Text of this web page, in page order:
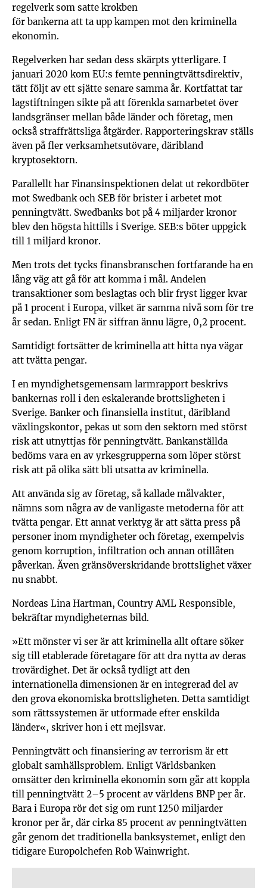
regelverk som satte krokben
för bankerna att ta upp kampen mot den kriminella
ekonomin.
Regelverken har sedan dess skärpts ytterligare. I
januari 2020 kom EU:s femte penningtvättsdirektiv,
tätt följt av ett sjätte senare samma år. Kortfattat tar
lagstiftningen sikte på att förenkla samarbetet över
landsgränser mellan både länder och företag, men
också straffrättsliga åtgärder. Rapporteringskrav ställs
även på fler verksamhetsutövare, däribland
kryptosektorn.
Parallellt har Finansinspektionen delat ut rekordböter
mot Swedbank och SEB för brister i arbetet mot
penningtvätt. Swedbanks bot på 4 miljarder kronor
blev den högsta hittills i Sverige. SEB:s böter uppgick
till 1 miljard kronor.
Men trots det tycks finansbranschen fortfarande ha en
lång väg att gå för att komma i mål. Andelen
transaktioner som beslagtas och blir fryst ligger kvar
på 1 procent i Europa, vilket är samma nivå som för tre
år sedan. Enligt FN är siffran ännu lägre, 0,2 procent.
Samtidigt fortsätter de kriminella att hitta nya vägar
att tvätta pengar.
I en myndighetsgemensam larmrapport beskrivs
bankernas roll i den eskalerande brottsligheten i
Sverige. Banker och finansiella institut, däribland
växlingskontor, pekas ut som den sektorn med störst
risk att utnyttjas för penningtvätt. Bankanställda
bedöms vara en av yrkesgrupperna som löper störst
risk att på olika sätt bli utsatta av kriminella.
Att använda sig av företag, så kallade målvakter,
nämns som några av de vanligaste metoderna för att
tvätta pengar. Ett annat verktyg är att sätta press på
personer inom myndigheter och företag, exempelvis
genom korruption, infiltration och annan otillåten
påverkan. Även gränsöverskridande brottslighet växer
nu snabbt.
Nordeas Lina Hartman, Country AML Responsible,
bekräftar myndigheternas bild.
»Ett mönster vi ser är att kriminella allt oftare söker
sig till etablerade företagare för att dra nytta av deras
trovärdighet. Det är också tydligt att den
internationella dimensionen är en integrerad del av
den grova ekonomiska brottsligheten. Detta samtidigt
som rättssystemen är utformade efter enskilda
länder«, skriver hon i ett mejlsvar.
Penningtvätt och finansiering av terrorism är ett
globalt samhällsproblem. Enligt Världsbanken
omsätter den kriminella ekonomin som går att koppla
till penningtvätt 2–5 procent av världens BNP per år.
Bara i Europa rör det sig om runt 1250 miljarder
kronor per år, där cirka 85 procent av penningtvätten
går genom det traditionella banksystemet, enligt den
tidigare Europolchefen Rob Wainwright.